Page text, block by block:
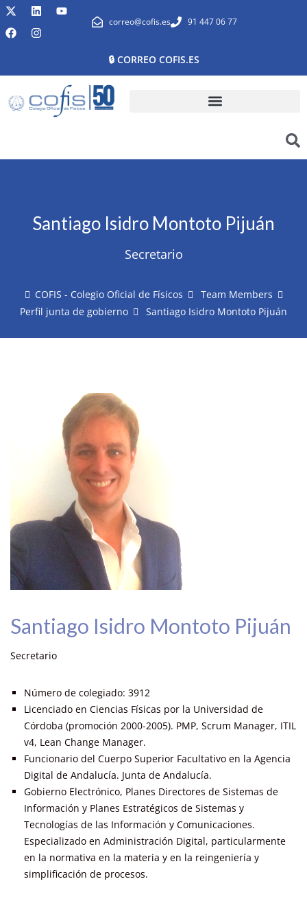
correo@cofis.es 91 447 06 77
🔒 CORREO COFIS.ES
Santiago Isidro Montoto Pijuán
Secretario
COFIS - Colegio Oficial de Físicos
Team Members
Perfil junta de gobierno
Santiago Isidro Montoto Pijuán
Santiago Isidro Montoto Pijuán
Secretario
Número de colegiado: 3912
Licenciado en Ciencias Físicas por la Universidad de
Córdoba (promoción 2000-2005). PMP, Scrum Manager, ITIL
v4, Lean Change Manager.
Funcionario del Cuerpo Superior Facultativo en la Agencia
Digital de Andalucía. Junta de Andalucía.
Gobierno Electrónico, Planes Directores de Sistemas de
Información y Planes Estratégicos de Sistemas y
Tecnologías de las Información y Comunicaciones.
Especializado en Administración Digital, particularmente
en la normativa en la materia y en la reingeniería y
simplificación de procesos.